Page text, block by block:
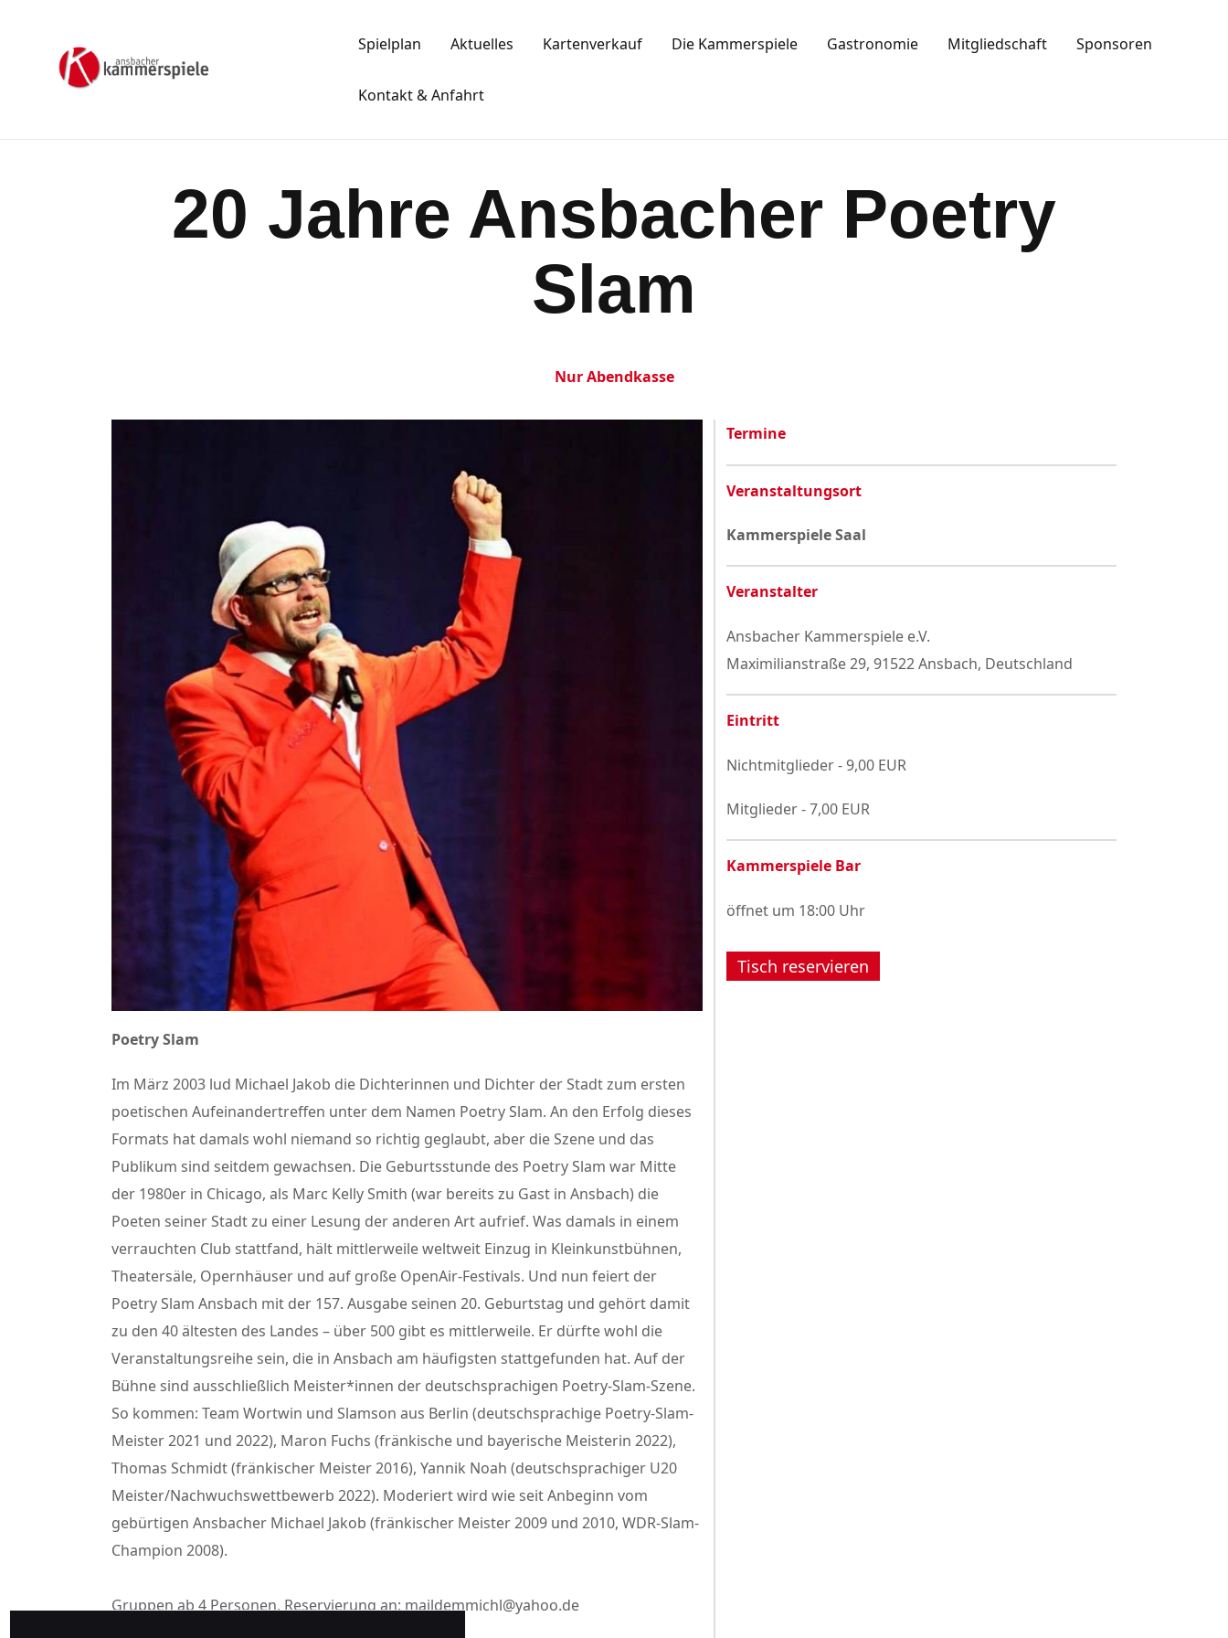
Spielplan Aktuelles Kartenverkauf Die Kammerspiele Gastronomie Mitgliedschaft Sponsoren
Kontakt & Anfahrt
20 Jahre Ansbacher Poetry
Slam
Kartenkauf
Mitgliedschaft
Gastronomie
Sponsoren
Impressum
Datenschutzerklärung
Nur Abendkasse
Poetry Slam
Im März 2003 lud Michael Jakob die Dichterinnen und Dichter der Stadt zum ersten
poetischen Aufeinandertreffen unter dem Namen Poetry Slam. An den Erfolg dieses
Formats hat damals wohl niemand so richtig geglaubt, aber die Szene und das
Publikum sind seitdem gewachsen. Die Geburtsstunde des Poetry Slam war Mitte
der 1980er in Chicago, als Marc Kelly Smith (war bereits zu Gast in Ansbach) die
Poeten seiner Stadt zu einer Lesung der anderen Art aufrief. Was damals in einem
verrauchten Club stattfand, hält mittlerweile weltweit Einzug in Kleinkunstbühnen,
Theatersäle, Opernhäuser und auf große OpenAir-Festivals. Und nun feiert der
Poetry Slam Ansbach mit der 157. Ausgabe seinen 20. Geburtstag und gehört damit
zu den 40 ältesten des Landes – über 500 gibt es mittlerweile. Er dürfte wohl die
Veranstaltungsreihe sein, die in Ansbach am häufigsten stattgefunden hat. Auf der
Bühne sind ausschließlich Meister*innen der deutschsprachigen Poetry-Slam-Szene.
So kommen: Team Wortwin und Slamson aus Berlin (deutschsprachige Poetry-Slam-
Meister 2021 und 2022), Maron Fuchs (fränkische und bayerische Meisterin 2022),
Thomas Schmidt (fränkischer Meister 2016), Yannik Noah (deutschsprachiger U20
Meister/Nachwuchswettbewerb 2022). Moderiert wird wie seit Anbeginn vom
gebürtigen Ansbacher Michael Jakob (fränkischer Meister 2009 und 2010, WDR-Slam-
Champion 2008).
Gruppen ab 4 Personen, Reservierung an: maildemmichl@yahoo.de
Termine
Veranstaltungsort
Kammerspiele Saal
Veranstalter
Ansbacher Kammerspiele e.V.
Maximilianstraße 29, 91522 Ansbach, Deutschland
Eintritt
Nichtmitglieder - 9,00 EUR
Mitglieder - 7,00 EUR
Kammerspiele Bar
öffnet um 18:00 Uhr
Tisch reservieren